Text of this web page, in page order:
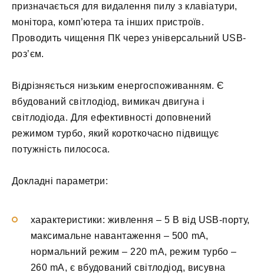
призначається для видалення пилу з клавіатури,
монітора, комп’ютера та інших пристроїв.
Проводить чищення ПК через універсальний USB-
роз’єм.
Відрізняється низьким енергоспоживанням. Є
вбудований світлодіод, вимикач двигуна і
світлодіода. Для ефективності доповнений
режимом турбо, який короткочасно підвищує
потужність пилососа.
Докладні параметри:
характеристики: живлення – 5 В від USB-порту,
максимальне навантаження – 500 mA,
нормальний режим – 220 mA, режим турбо –
260 mA, є вбудований світлодіод, висувна